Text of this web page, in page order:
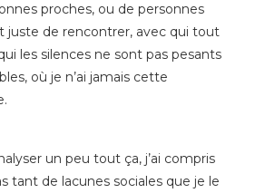
proches, ou de personnes
juste de rencontrer, avec qui tout
les silences ne sont pas pesants
où je n’ai jamais cette
un peu tout ça, j’ai compris
tant de lacunes sociales que je le